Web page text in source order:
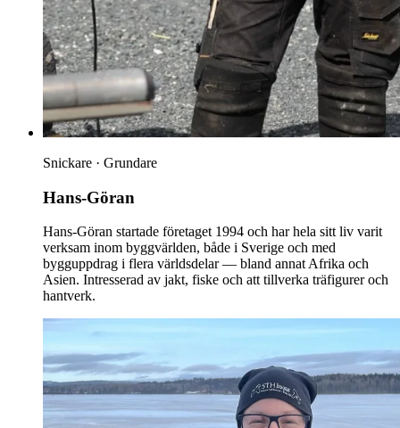
Snickare · Grundare
Hans-Göran
Hans-Göran startade företaget 1994 och har hela sitt liv varit
verksam inom byggvärlden, både i Sverige och med
bygguppdrag i flera världsdelar — bland annat Afrika och
Asien. Intresserad av jakt, fiske och att tillverka träfigurer och
hantverk.